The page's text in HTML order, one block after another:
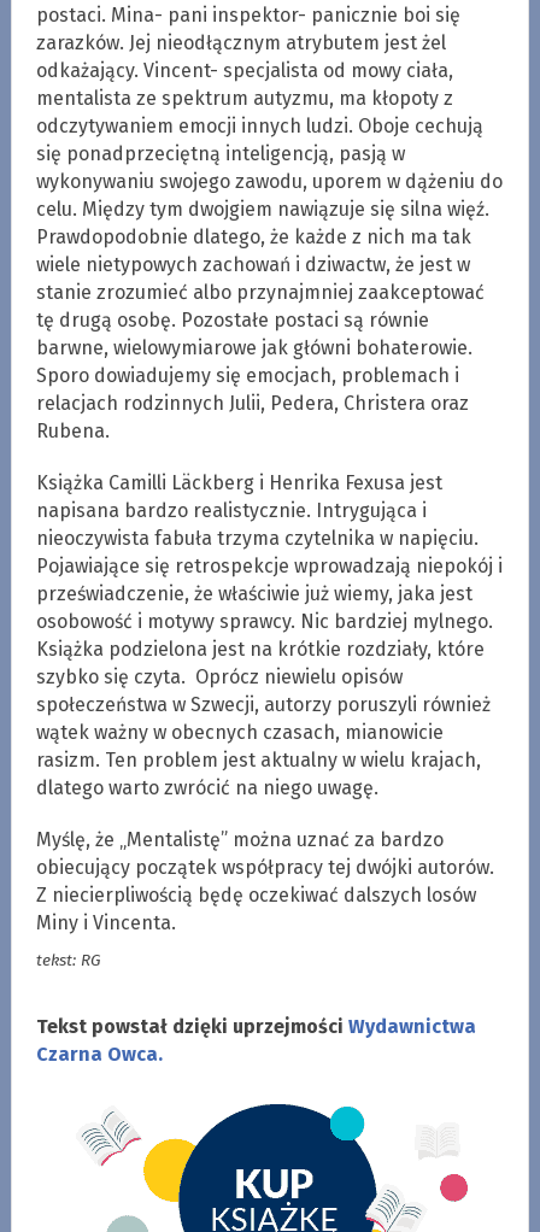
postaci. Mina- pani inspektor- panicznie boi się
zarazków. Jej nieodłącznym atrybutem jest żel
odkażający. Vincent- specjalista od mowy ciała,
mentalista ze spektrum autyzmu, ma kłopoty z
odczytywaniem emocji innych ludzi. Oboje cechują
się ponadprzeciętną inteligencją, pasją w
wykonywaniu swojego zawodu, uporem w dążeniu do
celu. Między tym dwojgiem nawiązuje się silna więź.
Prawdopodobnie dlatego, że każde z nich ma tak
wiele nietypowych zachowań i dziwactw, że jest w
stanie zrozumieć albo przynajmniej zaakceptować
tę drugą osobę. Pozostałe postaci są równie
barwne, wielowymiarowe jak główni bohaterowie.
Sporo dowiadujemy się emocjach, problemach i
relacjach rodzinnych Julii, Pedera, Christera oraz
Rubena.
Książka Camilli Läckberg i Henrika Fexusa jest
napisana bardzo realistycznie. Intrygująca i
nieoczywista fabuła trzyma czytelnika w napięciu.
Pojawiające się retrospekcje wprowadzają niepokój i
przeświadczenie, że właściwie już wiemy, jaka jest
osobowość i motywy sprawcy. Nic bardziej mylnego.
Książka podzielona jest na krótkie rozdziały, które
szybko się czyta. Oprócz niewielu opisów
społeczeństwa w Szwecji, autorzy poruszyli również
wątek ważny w obecnych czasach, mianowicie
rasizm. Ten problem jest aktualny w wielu krajach,
dlatego warto zwrócić na niego uwagę.
Myślę, że „Mentalistę” można uznać za bardzo
obiecujący początek współpracy tej dwójki autorów.
Z niecierpliwością będę oczekiwać dalszych losów
Miny i Vincenta.
tekst: RG
Tekst powstał dzięki uprzejmości Wydawnictwa
Czarna Owca.